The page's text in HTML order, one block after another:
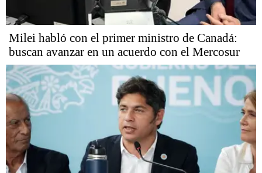
Milei habló con el primer ministro de Canadá:
buscan avanzar en un acuerdo con el Mercosur